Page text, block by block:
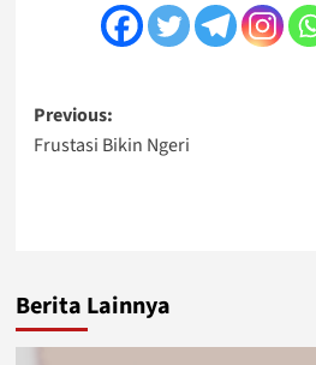
Post
navigation
Previous:
Frustasi Bikin Ngeri
Berita Lainnya